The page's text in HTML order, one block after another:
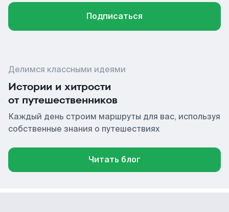
Подписаться
Делимся классными идеями
Истории и хитрости
от путешественников
Каждый день строим маршруты для вас, используя
собственные знания о путешествиях
Читать блог